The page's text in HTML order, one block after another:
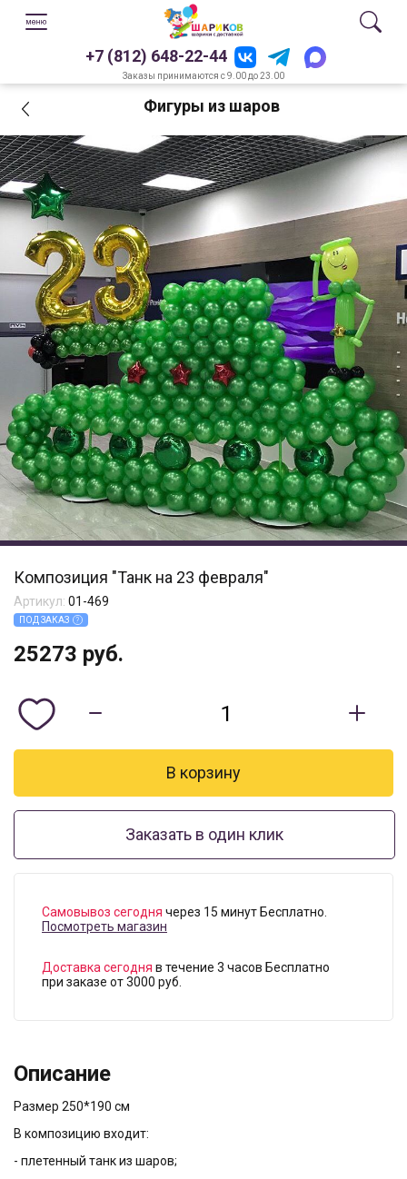
+7 (812) 648-22-44
Заказы принимаются с 9.00 до 23.00
Фигуры из шаров
Композиция "Танк на 23 февраля"
Артикул: 01-469
ПОД ЗАКАЗ
25273 руб.
Заказать в один клик
Самовывоз сегодня через 15 минут Бесплатно.
Посмотреть магазин
Доставка сегодня в течение 3 часов Бесплатно
при заказе от 3000 руб.
Описание
Размер 250*190 см
В композицию входит:
- плетенный танк из шаров;